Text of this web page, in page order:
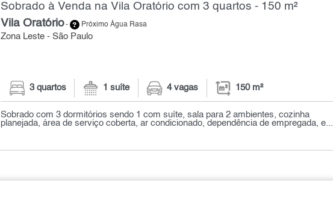
Sobrado à Venda na Vila Oratório com 3 quartos - 150 m²
Vila Oratório- Próximo Água Rasa
Zona Leste - São Paulo
3 quartos 1 suíte 4 vagas 150 m²
Sobrado com 3 dormitórios sendo 1 com suíte, sala para 2 ambientes, cozinha
planejada, área de serviço coberta, ar condicionado, dependência de empregada, e...